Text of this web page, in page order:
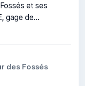
et ses
gage de
des Fossés